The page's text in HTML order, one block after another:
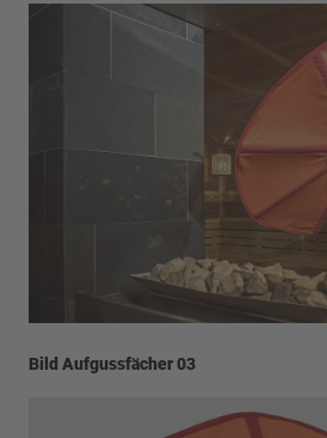
Bild Aufgussfächer 03